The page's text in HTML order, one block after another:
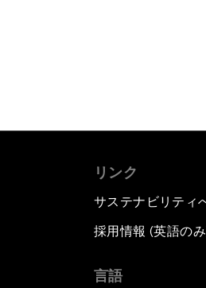
リンク
サステナビリティ
採用情報 (英語の
言語